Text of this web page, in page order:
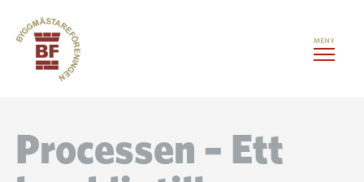
Kontorslokaler
Processen – Ett